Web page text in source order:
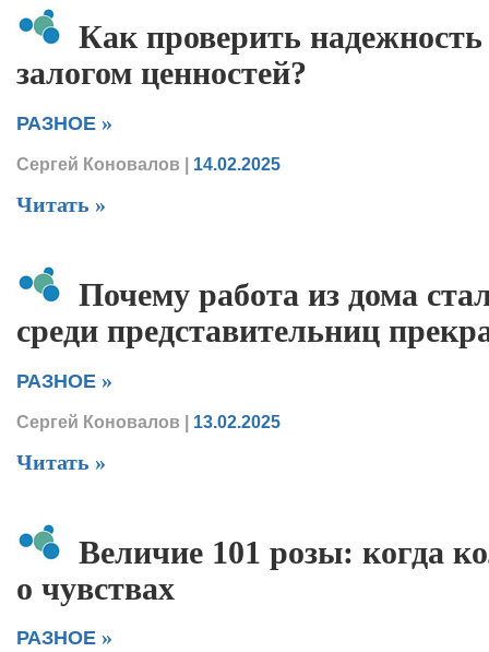
Как проверить
залогом ценностей?
РАЗНОЕ »
Сергей Коновалов | 14.02.2025
Читать »
Почему работа из дома
среди представительниц
РАЗНОЕ »
Сергей Коновалов | 13.02.2025
Читать »
Величие 101 розы: когда
о чувствах
РАЗНОЕ »